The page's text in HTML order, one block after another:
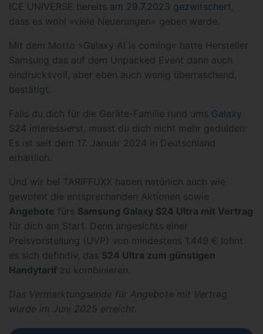
ICE UNIVERSE bereits am 29.7.2023 gezwitschert,
dass es wohl »viele Neuerungen« geben werde.
Mit dem Motto »Galaxy AI is coming« hatte Hersteller
Samsung das auf dem Unpacked Event dann auch
eindrucksvoll, aber eben auch wenig überraschend,
bestätigt.
Falls du dich für die Geräte-Familie rund ums Galaxy
S24 interessierst, musst du dich nicht mehr gedulden:
Es ist seit dem 17. Januar 2024 in Deutschland
erhältlich.
Und wir bei TARIFFUXX haben natürlich auch wie
gewohnt die entsprechenden Aktionen sowie
Angebote fürs Samsung Galaxy S24 Ultra mit Vertrag
für dich am Start. Denn angesichts einer
Preisvorstellung (UVP) von mindestens 1.449 € lohnt
es sich definitiv, das S24 Ultra zum günstigen
Handytarif zu kombinieren.
Das Vermarktungsende für Angebote mit Vertrag
wurde im Juni 2025 erreicht.